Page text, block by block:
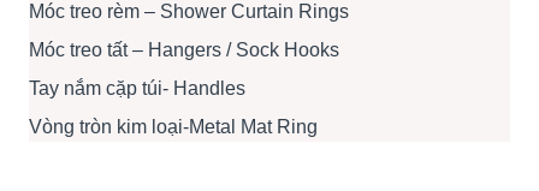
Móc treo rèm – Shower Curtain Rings
Móc treo tất – Hangers / Sock Hooks
Tay nắm cặp túi- Handles
Vòng tròn kim loại-Metal Mat Ring